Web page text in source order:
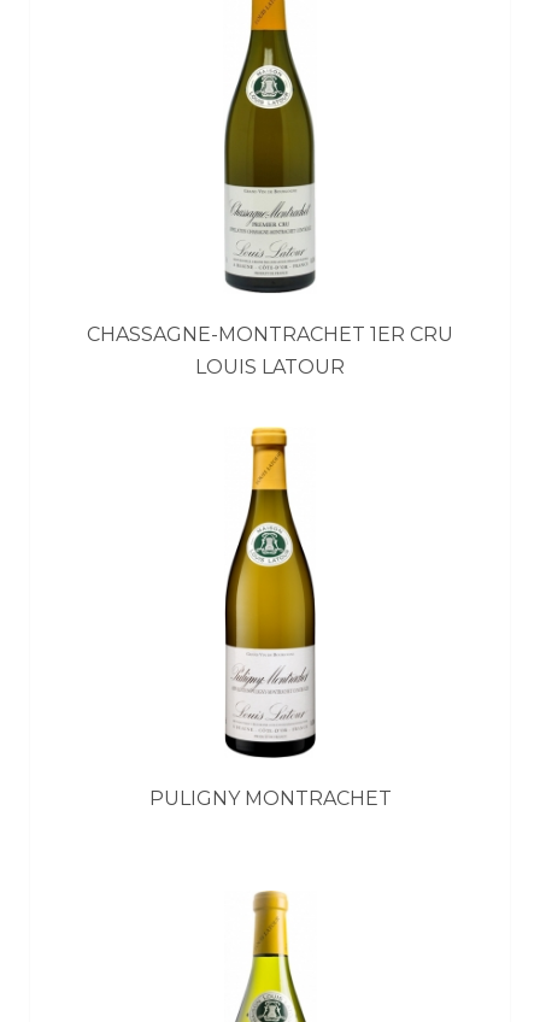
CHASSAGNE-MONTRACHET 1ER CRU
LOUIS LATOUR
PULIGNY MONTRACHET